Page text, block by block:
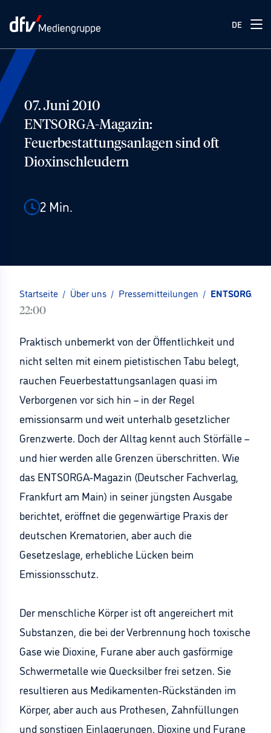
DE
07. Juni 2010
ENTSORGA-Magazin:
Feuerbestattungsanlagen sind oft
Dioxinschleudern
2 Min.
Startseite / Über uns / Pressemitteilungen / ENTSORGA-
22:00
Praktisch unbemerkt von der Öffentlichkeit und
nicht selten mit einem pietistischen Tabu belegt,
rauchen Feuerbestattungsanlagen quasi im
Verborgenen vor sich hin – in der Regel
emissionsarm und weit unterhalb gesetzlicher
Grenzwerte. Doch der Alltag kennt auch Störfälle –
und hier werden alle Grenzen überschritten. Wie
das ENTSORGA-Magazin (Deutscher Fachverlag,
Frankfurt am Main) in seiner jüngsten Ausgabe
berichtet, eröffnet die gegenwärtige Praxis der
deutschen Krematorien, aber auch die
Gesetzeslage, erhebliche Lücken beim
Emissionsschutz.
Der menschliche Körper ist oft angereichert mit
Substanzen, die bei der Verbrennung hoch toxische
Gase wie Dioxine, Furane aber auch gasförmige
Schwermetalle wie Quecksilber frei setzen. Sie
resultieren aus Medikamenten-Rückständen im
Körper, aber auch aus Prothesen, Zahnfüllungen
und sonstigen Einlagerungen. Dioxine und Furane